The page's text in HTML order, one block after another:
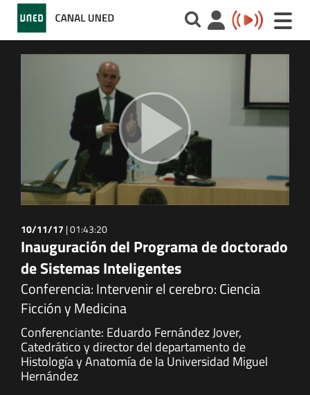
Toggle
10/11/17 |01:43:20
Inauguración del Programa de doctorado
de Sistemas Inteligentes
Conferencia: Intervenir el cerebro: Ciencia
Ficción y Medicina
Conferenciante: Eduardo Fernández Jover,
Catedrático y director del departamento de
Histología y Anatomía de la Universidad Miguel
Hernández